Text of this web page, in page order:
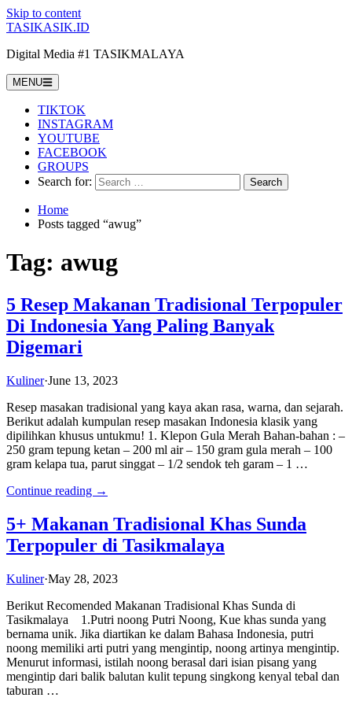
Skip to content
TASIKASIK.ID
Digital Media #1 TASIKMALAYA
MENU
TIKTOK
INSTAGRAM
YOUTUBE
FACEBOOK
GROUPS
Search for:
Home
Posts tagged “awug”
Tag: awug
5 Resep Makanan Tradisional Terpopuler
Di Indonesia Yang Paling Banyak
Digemari
Kuliner·June 13, 2023
Resep masakan tradisional yang kaya akan rasa, warna, dan sejarah.
Berikut adalah kumpulan resep masakan Indonesia klasik yang
dipilihkan khusus untukmu! 1. Klepon Gula Merah Bahan-bahan : –
250 gram tepung ketan – 200 ml air – 150 gram gula merah – 100
gram kelapa tua, parut singgat – 1/2 sendok teh garam – 1 …
Continue reading →
5+ Makanan Tradisional Khas Sunda
Terpopuler di Tasikmalaya
Kuliner·May 28, 2023
Berikut Recomended Makanan Tradisional Khas Sunda di
Tasikmalaya 1.Putri noong Putri Noong, Kue khas sunda yang
bernama unik. Jika diartikan ke dalam Bahasa Indonesia, putri
noong memiliki arti putri yang mengintip, noong artinya mengintip.
Menurut informasi, istilah noong berasal dari isian pisang yang
mengintip dari balik balutan kulit tepung singkong kenyal tebal dan
taburan …